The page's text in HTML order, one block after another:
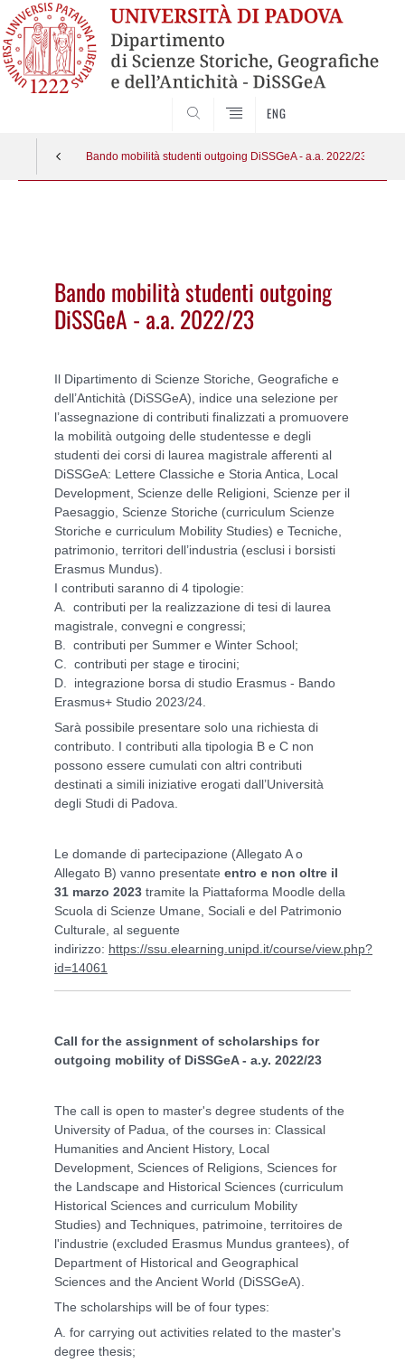
ENG
Bando mobilità studenti outgoing DiSSGeA - a.a. 2022/23
Bando mobilità studenti outgoing
DiSSGeA - a.a. 2022/23
Il Dipartimento di Scienze Storiche, Geografiche e
dell’Antichità (DiSSGeA), indice una selezione per
l’assegnazione di contributi finalizzati a promuovere
la mobilità outgoing delle studentesse e degli
studenti dei corsi di laurea magistrale afferenti al
DiSSGeA: Lettere Classiche e Storia Antica, Local
Development, Scienze delle Religioni, Scienze per il
Paesaggio, Scienze Storiche (curriculum Scienze
Storiche e curriculum Mobility Studies) e Tecniche,
patrimonio, territori dell’industria (esclusi i borsisti
Erasmus Mundus).
I contributi saranno di 4 tipologie:
A. contributi per la realizzazione di tesi di laurea
magistrale, convegni e congressi;
B. contributi per Summer e Winter School;
C. contributi per stage e tirocini;
D. integrazione borsa di studio Erasmus - Bando
Erasmus+ Studio 2023/24.
Sarà possibile presentare solo una richiesta di
contributo. I contributi alla tipologia B e C non
possono essere cumulati con altri contributi
destinati a simili iniziative erogati dall’Università
degli Studi di Padova.
Le domande di partecipazione (Allegato A o
Allegato B) vanno presentate entro e non oltre il
31 marzo 2023 tramite la Piattaforma Moodle della
Scuola di Scienze Umane, Sociali e del Patrimonio
Culturale, al seguente
indirizzo: https://ssu.elearning.unipd.it/course/view.php?
id=14061
Call for the assignment of scholarships for
outgoing mobility of DiSSGeA - a.y. 2022/23
The call is open to master's degree students of the
University of Padua, of the courses in: Classical
Humanities and Ancient History, Local
Development, Sciences of Religions, Sciences for
the Landscape and Historical Sciences (curriculum
Historical Sciences and curriculum Mobility
Studies) and Techniques, patrimoine, territoires de
l'industrie (excluded Erasmus Mundus grantees), of
Department of Historical and Geographical
Sciences and the Ancient World (DiSSGeA).
The scholarships will be of four types:
A. for carrying out activities related to the master's
degree thesis;